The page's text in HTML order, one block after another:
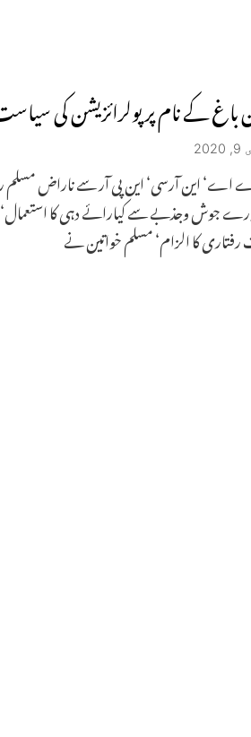
باغ کے نام پر پولرائزیشن کی
این آرسی‘ این پی آر سے ناراض مسلم
جوش وجذبے سے کیارائے دہی کا
کا الزام‘ مسلم خواتین نے